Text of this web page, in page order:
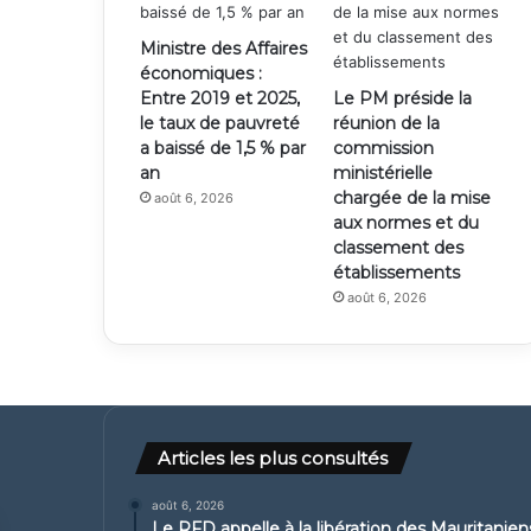
Ministre des Affaires
économiques :
Entre 2019 et 2025,
le taux de pauvreté
a baissé de 1,5 % par
an
août 6, 2026
Le PM préside la
réunion de la
commission
ministérielle
chargée de la mise
aux normes et du
classement des
établissements
août 6, 2026
Articles les plus consultés
août 6, 2026